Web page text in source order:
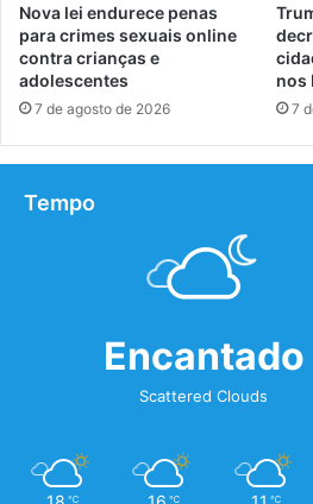
Nova lei endurece penas
para crimes sexuais online
contra crianças e
adolescentes
7 de agosto de 2026
nos
7
Tempo
Encantado
Scattered Clouds
℃ ℃ ℃